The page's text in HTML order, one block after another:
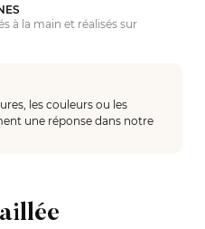
à la main et réalisés sur
les couleurs ou les
une réponse dans notre